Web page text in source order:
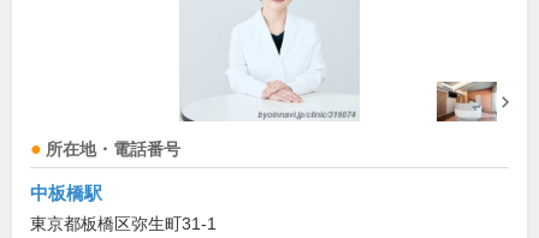
所在地・電話番号
中板橋駅
東京都板橋区弥生町31-1